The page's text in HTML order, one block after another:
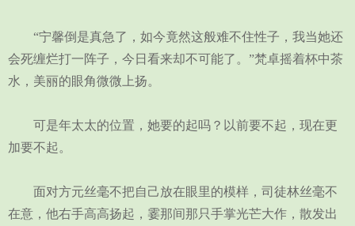
“宁馨倒是真急了，如今竟然这般难不住性子，我当她还
会死缠烂打一阵子，今日看来却不可能了。”梵卓摇着杯中茶
水，美丽的眼角微微上扬。
可是年太太的位置，她要的起吗？以前要不起，现在更
加要不起。
面对方元丝毫不把自己放在眼里的模样，司徒林丝毫不
在意，他右手高高扬起，霎那间那只手掌光芒大作，散发出